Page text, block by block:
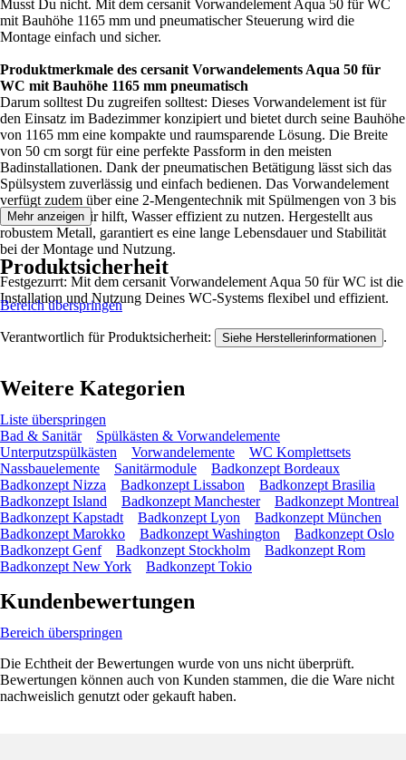
Musst Du nicht. Mit dem cersanit Vorwandelement Aqua 50 für WC
mit Bauhöhe 1165 mm und pneumatischer Steuerung wird die
Montage einfach und sicher.
Produktmerkmale des cersanit Vorwandelements Aqua 50 für
WC mit Bauhöhe 1165 mm pneumatisch
Darum solltest Du zugreifen solltest: Dieses Vorwandelement ist für
den Einsatz im Badezimmer konzipiert und bietet durch seine Bauhöhe
von 1165 mm eine kompakte und raumsparende Lösung. Die Breite
von 50 cm sorgt für eine perfekte Passform in den meisten
Badinstallationen. Dank der pneumatischen Betätigung lässt sich das
Spülsystem zuverlässig und einfach bedienen. Das Vorwandelement
verfügt zudem über eine 2-Mengentechnik mit Spülmengen von 3 bis
5 Litern, was Dir hilft, Wasser effizient zu nutzen. Hergestellt aus
robustem Metall, garantiert es eine lange Lebensdauer und Stabilität
bei der Montage und Nutzung.
Festgezurrt: Mit dem cersanit Vorwandelement Aqua 50 für WC ist die
Installation und Nutzung Deines WC-Systems flexibel und effizient.
Mehr anzeigen
Produktsicherheit
Bereich überspringen
Verantwortlich für Produktsicherheit: Siehe Herstellerinformationen .
Weitere Kategorien
Liste überspringen
Bad & Sanitär
Spülkästen & Vorwandelemente
Unterputzspülkästen
Vorwandelemente
WC Komplettsets
Nassbauelemente
Sanitärmodule
Badkonzept Bordeaux
Badkonzept Nizza
Badkonzept Lissabon
Badkonzept Brasilia
Badkonzept Island
Badkonzept Manchester
Badkonzept Montreal
Badkonzept Kapstadt
Badkonzept Lyon
Badkonzept München
Badkonzept Marokko
Badkonzept Washington
Badkonzept Oslo
Badkonzept Genf
Badkonzept Stockholm
Badkonzept Rom
Badkonzept New York
Badkonzept Tokio
Kundenbewertungen
Bereich überspringen
Die Echtheit der Bewertungen wurde von uns nicht überprüft.
Bewertungen können auch von Kunden stammen, die die Ware nicht
nachweislich genutzt oder gekauft haben.